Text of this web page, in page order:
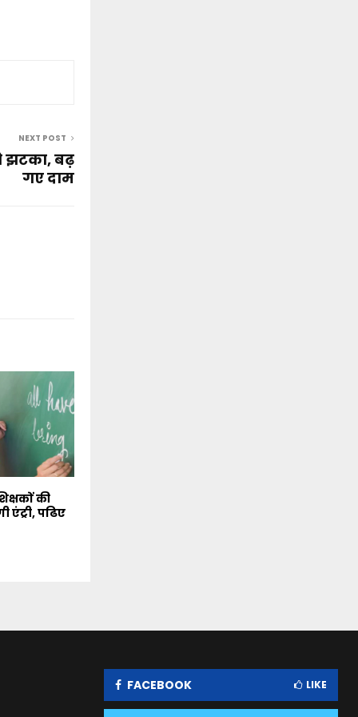
NEXT POST
झटका, बढ़
गए दाम
की
एंट्री, पढिए
FACEBOOK LIKE